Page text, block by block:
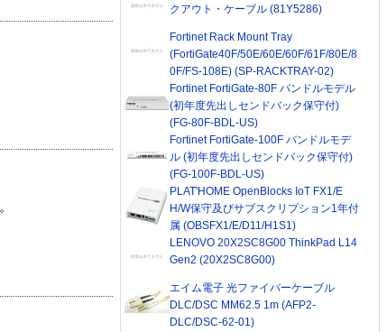
クアウト・ケーブル (81Y5286)
Fortinet Rack Mount Tray
(FortiGate40F/50E/60E/60F/61F/80E/8
0F/FS-108E) (SP-RACKTRAY-02)
Fortinet FortiGate-80F バンドルモデル
(初年度先出しセンドバック保守付)
(FG-80F-BDL-US)
Fortinet FortiGate-100F バンドルモデ
ル (初年度先出しセンドバック保守付)
(FG-100F-BDL-US)
PLAT'HOME OpenBlocks IoT FX1/E
H/W保守及びサブスクリプション1年付
属 (OBSFX1/E/D11/H1S1)
LENOVO 20X2SC8G00 ThinkPad L14
Gen2 (20X2SC8G00)
エイム電子 光ファイバーケーブル
DLC/DSC MM62.5 1m (AFP2-
DLC/DSC-62-01)